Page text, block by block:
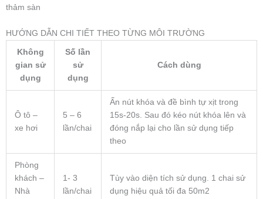
thảm sàn
HƯỚNG DẪN CHI TIẾT THEO TỪNG MÔI TRƯỜNG
Không
gian sử
dụng
Số lần
sử
dụng
Cách dùng
Ô tô –
xe hơi
5 – 6
lần/chai
Ấn nút khóa và đề bình tự xịt trong
15s-20s. Sau đó kéo nút khóa lên và
đóng nắp lại cho lần sử dụng tiếp
theo
Phòng
khách –
Nhà
1- 3
lần/chai
Tùy vào diện tích sử dụng. 1 chai sử
dụng hiệu quả tối đa 50m2